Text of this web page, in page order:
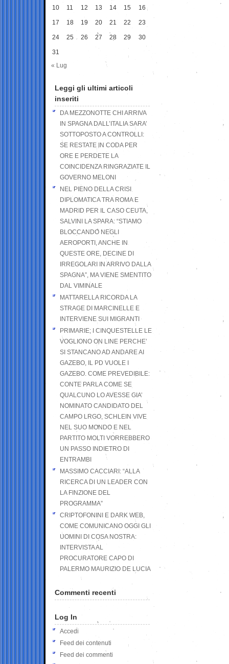
10 11 12 13 14 15 16
17 18 19 20 21 22 23
24 25 26 27 28 29 30
31
« Lug
Leggi gli ultimi articoli
inseriti
DA MEZZONOTTE CHI ARRIVA
IN SPAGNA DALL’ITALIA SARA’
SOTTOPOSTO A CONTROLLI:
SE RESTATE IN CODA PER
ORE E PERDETE LA
COINCIDENZA RINGRAZIATE IL
GOVERNO MELONI
NEL PIENO DELLA CRISI
DIPLOMATICA TRA ROMA E
MADRID PER IL CASO CEUTA,
SALVINI LA SPARA: “STIAMO
BLOCCANDO NEGLI
AEROPORTI, ANCHE IN
QUESTE ORE, DECINE DI
IRREGOLARI IN ARRIVO DALLA
SPAGNA”, MA VIENE SMENTITO
DAL VIMINALE
MATTARELLA RICORDA LA
STRAGE DI MARCINELLE E
INTERVIENE SUI MIGRANTI
PRIMARIE; I CINQUESTELLE LE
VOGLIONO ON LINE PERCHE’
SI STANCANO AD ANDARE AI
GAZEBO, IL PD VUOLE I
GAZEBO. COME PREVEDIBILE:
CONTE PARLA COME SE
QUALCUNO LO AVESSE GIA’
NOMINATO CANDIDATO DEL
CAMPO LRGO, SCHLEIN VIVE
NEL SUO MONDO E NEL
PARTITO MOLTI VORREBBERO
UN PASSO INDIETRO DI
ENTRAMBI
MASSIMO CACCIARI: “ALLA
RICERCA DI UN LEADER CON
LA FINZIONE DEL
PROGRAMMA”
CRIPTOFONINI E DARK WEB,
COME COMUNICANO OGGI GLI
UOMINI DI COSA NOSTRA:
INTERVISTA AL
PROCURATORE CAPO DI
PALERMO MAURIZIO DE LUCIA
Commenti recenti
Log In
Accedi
Feed dei contenuti
Feed dei commenti